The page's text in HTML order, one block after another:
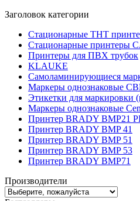
Заголовок категории
Стационарные THT
Стационарные принтеры
Принтеры для ПВХ трубок
KLAUKE
Самоламинирующиеся
Маркеры однознаковые
Этикетки для маркировки
Маркеры однознаковые
Принтер BRADY BMP21
Принтер BRADY BMP 41
Принтер BRADY BMP 51
Принтер BRADY BMP 53
Принтер BRADY BMP71
Производители